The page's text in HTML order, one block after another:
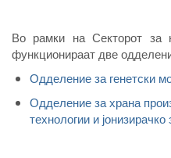
Во рамки на Секторот за
функционираат две
Одделение за генетски
Одделение за храна
технологии и